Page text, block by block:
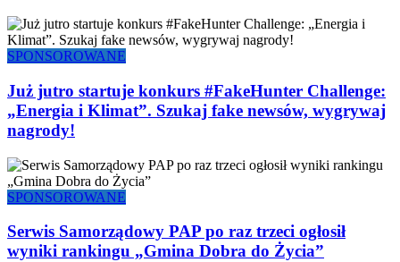
SPONSOROWANE
Już jutro startuje konkurs #FakeHunter Challenge:
„Energia i Klimat”. Szukaj fake newsów, wygrywaj
nagrody!
SPONSOROWANE
Serwis Samorządowy PAP po raz trzeci ogłosił
wyniki rankingu „Gmina Dobra do Życia”